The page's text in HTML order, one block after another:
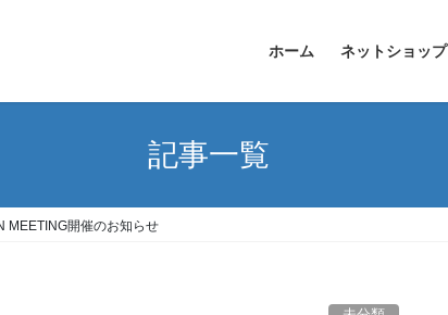
ホーム ネットショップ
記事一覧
MEETING開催のお知らせ